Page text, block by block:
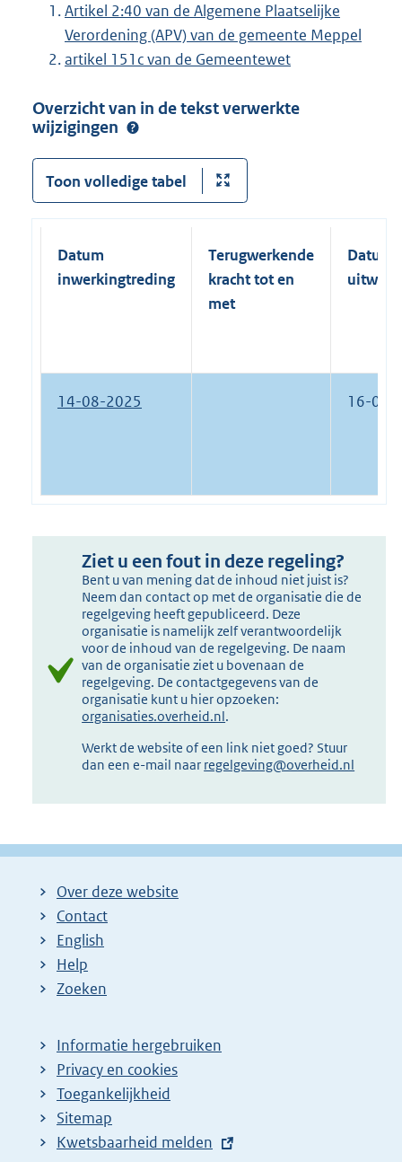
Artikel 2:40 van de Algemene Plaatselijke
Verordening (APV) van de gemeente Meppel
artikel 151c van de Gemeentewet
Overzicht van in de tekst verwerkte
wijzigingen
Toon volledige tabel
Datum
inwerkingtreding
Terugwerkende
kracht tot en
met
Datum
14-08-2025 16-08-
Ziet u een fout in deze regeling?
Bent u van mening dat de inhoud niet juist is?
Neem dan contact op met de organisatie die de
regelgeving heeft gepubliceerd. Deze
organisatie is namelijk zelf verantwoordelijk
voor de inhoud van de regelgeving. De naam
van de organisatie ziet u bovenaan de
regelgeving. De contactgegevens van de
organisatie kunt u hier opzoeken:
organisaties.overheid.nl.
Werkt de website of een link niet goed? Stuur
dan een e-mail naar regelgeving@overheid.nl
Over deze website
Contact
English
Help
Zoeken
Informatie hergebruiken
Privacy en cookies
Toegankelijkheid
Sitemap
E
Kwetsbaarheid melden